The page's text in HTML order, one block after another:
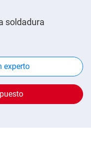
soldadura
experto